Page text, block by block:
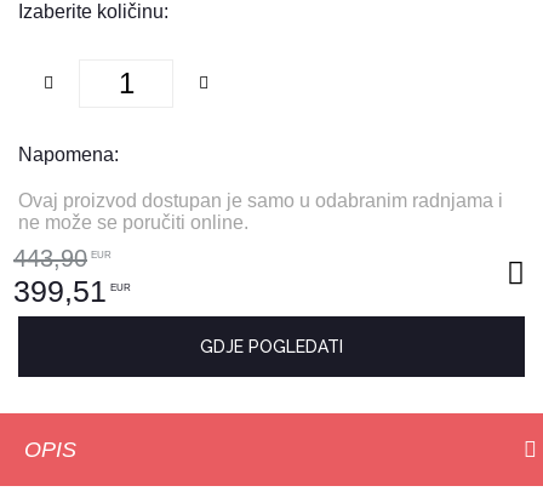
Izaberite količinu:
Napomena:
Ovaj proizvod dostupan je samo u odabranim radnjama i
ne može se poručiti online.
443,90 EUR
399,51 EUR
GDJE POGLEDATI
OPIS